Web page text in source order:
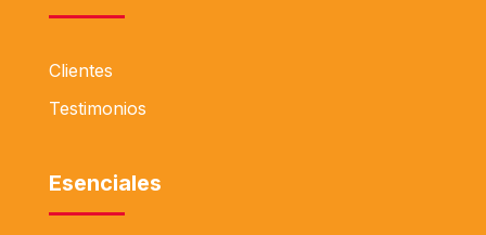
Clientes
Testimonios
Esenciales